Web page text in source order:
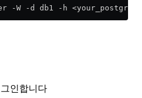
-W -d db1 -h
인합니다